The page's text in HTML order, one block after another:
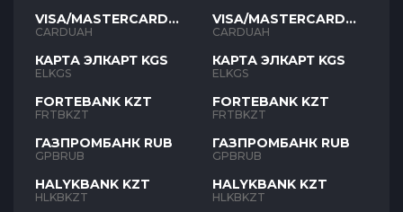
VISA/MASTERCARD
UAH
CARDUAH
КАРТА ЭЛКАРТ KGS
ELKGS
FORTEBANK KZT
FRTBKZT
ГАЗПРОМБАНК RUB
GPBRUB
HALYKBANK KZT
HLKBKZT
VISA/MASTERCARD
UAH
CARDUAH
КАРТА ЭЛКАРТ KGS
ELKGS
FORTEBANK KZT
FRTBKZT
ГАЗПРОМБАНК RUB
GPBRUB
HALYKBANK KZT
HLKBKZT